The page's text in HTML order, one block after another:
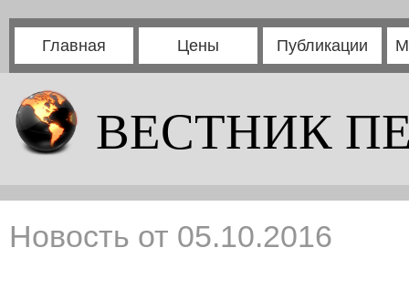
Главная Цены Публикации
ВЕСТНИК
Новость от 05.10.2016